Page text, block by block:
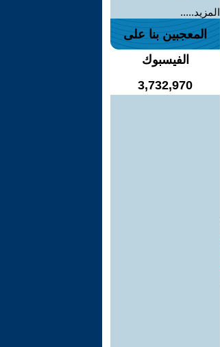
المزيد.....
المعجبين بنا على
الفيسبوك
3,732,970